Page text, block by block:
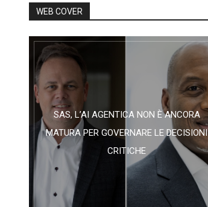
WEB COVER
SAS, L’AI AGENTICA NON È ANCORA
MATURA PER GOVERNARE LE DECISIONI
CRITICHE